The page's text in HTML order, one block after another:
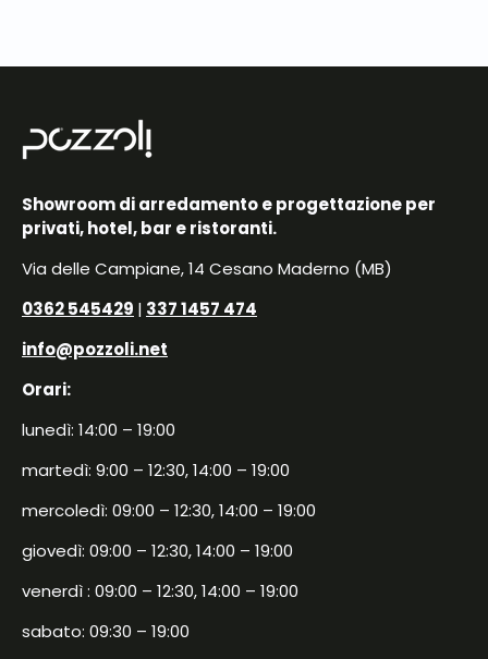
Showroom di arredamento e progettazione per
privati, hotel, bar e ristoranti.
Via delle Campiane, 14 Cesano Maderno (MB)
0362 545429 | 337 1457 474
info@pozzoli.net
Orari:
lunedì: 14:00 – 19:00
martedì: 9:00 – 12:30, 14:00 – 19:00
mercoledì: 09:00 – 12:30, 14:00 – 19:00
giovedì: 09:00 – 12:30, 14:00 – 19:00
venerdì : 09:00 – 12:30, 14:00 – 19:00
sabato: 09:30 – 19:00